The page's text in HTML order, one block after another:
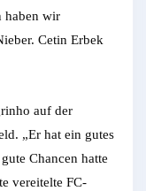
haben wir
Cetin Erbek
auf der
„Er hat ein gutes
Chancen hatte
vereitelte FC-